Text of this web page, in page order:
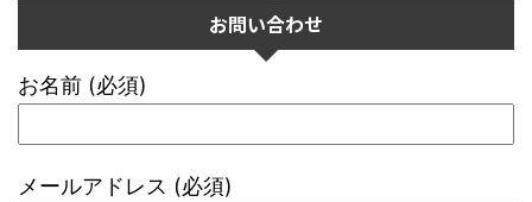
お問い合わせ
お名前 (必須)
メールアドレス (必須)